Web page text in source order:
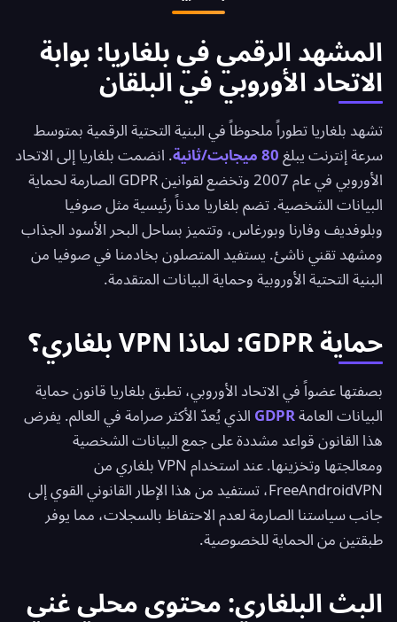
وحماية الخصوصية التي توفرها البدائل المدفوعة مع حماية
GDPR الأوروبية.
المشهد الرقمي في بلغاريا: بوابة
الاتحاد الأوروبي في البلقان
تشهد بلغاريا تطوراً ملحوظاً في البنية التحتية الرقمية بمتوسط
سرعة إنترنت يبلغ 80 ميجابت/ثانية
. انضمت بلغاريا إلى الاتحاد
الأوروبي في عام 2007 وتخضع لقوانين GDPR الصارمة لحماية
البيانات الشخصية. تضم بلغاريا مدناً رئيسية مثل صوفيا
وبلوفديف وفارنا وبورغاس، وتتميز بساحل البحر الأسود الجذاب
ومشهد تقني ناشئ. يستفيد المتصلون بخادمنا في صوفيا من
البنية التحتية الأوروبية وحماية البيانات المتقدمة.
حماية GDPR: لماذا VPN بلغاري؟
بصفتها عضواً في الاتحاد الأوروبي، تطبق بلغاريا قانون حماية
البيانات العامةGDPR الذي يُعدّ الأكثر صرامة في العالم. يفرض
هذا القانون قواعد مشددة على جمع البيانات الشخصية
ومعالجتها وتخزينها. عند استخدام VPN بلغاري من
FreeAndroidVPN، تستفيد من هذا الإطار القانوني القوي إلى
جانب سياستنا الصارمة لعدم الاحتفاظ بالسجلات، مما يوفر
طبقتين من الحماية للخصوصية.
البث البلغاري: محتوى محلي غني